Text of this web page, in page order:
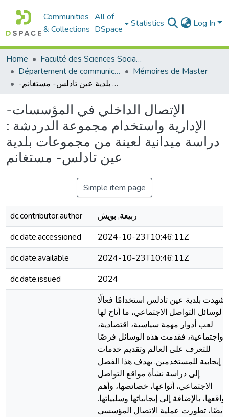
Communities
& Collections
All of
DSpace
Statistics Log In
Home
Faculté des Sciences Sociales
Département de communication
Mémoires de Master
-الإتصال الداخلي في المؤسسات الإدارية واستخدام مجموعة الدردشة : دراسة ميدانية لعينة من مجموعات بلدية عين تادلس- مستغانم
-الإتصال الداخلي في المؤسسات
الإدارية واستخدام مجموعة الدردشة :
دراسة ميدانية لعينة من مجموعات بلدية
عين تادلس- مستغانم
Simple item page
dc.contributor.author
ربيعة, بويش
dc.date.accessioned
2024-10-23T10:46:11Z
dc.date.available
2024-10-23T10:46:11Z
dc.date.issued
2024
شهدت بلدية عين تادلس استخدامًا فعالًا
لوسائل التواصل الاجتماعي، ما أتاح لها
لعب أدوار مهمة سياسية، اقتصادية،
واجتماعية، فقدمت هذه الوسائل فرصًا
للتعرف على العالم وتقديم خدمات
إيجابية للمستخدمين. يهدف هذا الفصل
إلى دراسة نشأة مواقع التواصل
الاجتماعي، أنواعها، خصائصها، وأهم
بالإضافة إلى إيجابياتها وسلبياتها.
أيضًا، تطورت عملية الاتصال المؤسسي